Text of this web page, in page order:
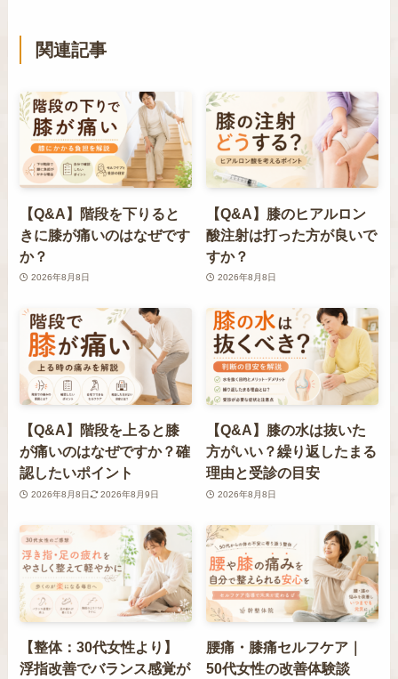
関連記事
【Q&A】階段を下りると
きに膝が痛いのはなぜです
か？
2026年8月8日
【Q&A】膝のヒアルロン
酸注射は打った方が良いで
すか？
2026年8月8日
【Q&A】階段を上ると膝
が痛いのはなぜですか？確
認したいポイント
2026年8月8日 2026年8月9日
【Q&A】膝の水は抜いた
方がいい？繰り返したまる
理由と受診の目安
2026年8月8日
【整体：30代女性より】
浮指改善でバランス感覚が
腰痛・膝痛セルフケア｜
50代女性の改善体験談